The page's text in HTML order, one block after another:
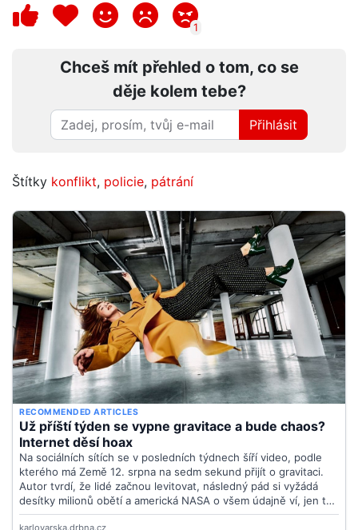
1
Chceš mít přehled o tom, co se
děje kolem tebe?
Přihlásit
Štítky konflikt, policie, pátrání